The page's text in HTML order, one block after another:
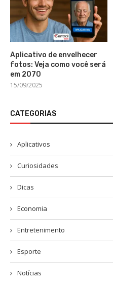
Aplicativo de envelhecer
fotos: Veja como você será
em 2070
15/09/2025
CATEGORIAS
Aplicativos
Curiosidades
Dicas
Economia
Entretenimento
Esporte
Notícias